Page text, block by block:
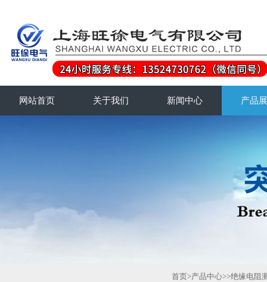
网站首页 关于我们 新闻中心 产品
首页>产品中心>>绝缘电阻